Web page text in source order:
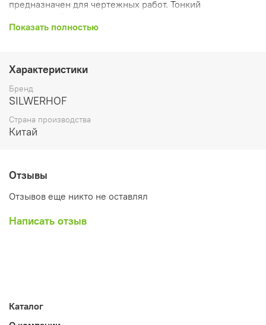
предназначен для чертежных работ. Тонкий
линий. За счет эргономичной формы
Показать полностью
Характеристики
Бренд
SILWERHOF
Страна производства
Китай
Отзывы
Отзывов еще никто не оставлял
Написать отзыв
Каталог